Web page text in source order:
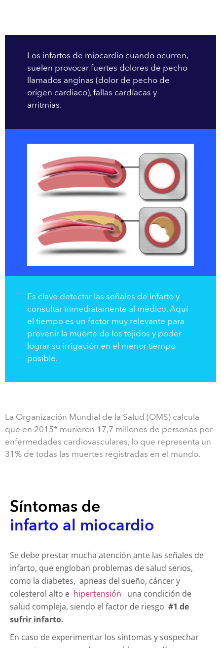
Los infartos de miocardio cuando ocurren,
suelen provocar fuertes dolores de pecho
llamados anginas (dolor de pecho de
origen cardiaco), fallas cardíacas y
arritmias.
Es clave detectar las señales de infarto y
consultar inmediatamente al médico. Aquí
el tiempo es un factor muy relevante para
prevenir la muerte de los tejidos y poder
lograr su irrigación en el menor tiempo
posible.
La Organización Mundial de la Salud (OMS) calcula
que en 2015* murieron 17,7 millones de personas por
enfermedades cardiovasculares, lo que representa un
31% de todas las muertes registradas en el mundo.
Síntomas de
infarto al miocardio
Se debe prestar mucha atención ante las señales de
infarto, que engloban problemas de salud serios,
como la diabetes, apneas del sueño, cáncer y
colesterol alto e hipertensión una condición de
salud compleja, siendo el factor de riesgo #1 de
sufrir infarto.
En caso de experimentar los síntomas y sospechar